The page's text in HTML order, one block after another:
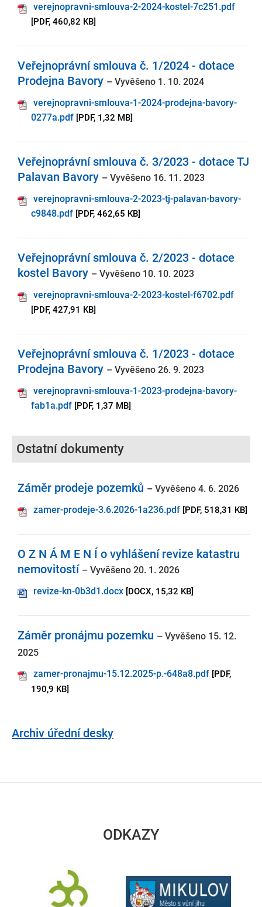
verejnopravni-smlouva-2-2024-kostel-7c251.pdf
[PDF, 460,82 KB]
Veřejnoprávní smlouva č. 1/2024 - dotace
Prodejna Bavory – Vyvěšeno 1. 10. 2024
verejnopravni-smlouva-1-2024-prodejna-bavory-
0277a.pdf [PDF, 1,32 MB]
Veřejnoprávní smlouva č. 3/2023 - dotace TJ
Palavan Bavory – Vyvěšeno 16. 11. 2023
verejnopravni-smlouva-2-2023-tj-palavan-bavory-
c9848.pdf [PDF, 462,65 KB]
Veřejnoprávní smlouva č. 2/2023 - dotace
kostel Bavory – Vyvěšeno 10. 10. 2023
verejnopravni-smlouva-2-2023-kostel-f6702.pdf
[PDF, 427,91 KB]
Veřejnoprávní smlouva č. 1/2023 - dotace
Prodejna Bavory – Vyvěšeno 26. 9. 2023
verejnopravni-smlouva-1-2023-prodejna-bavory-
fab1a.pdf [PDF, 1,37 MB]
Ostatní dokumenty
Záměr prodeje pozemků – Vyvěšeno 4. 6. 2026
zamer-prodeje-3.6.2026-1a236.pdf [PDF, 518,31 KB]
O Z N Á M E N Í o vyhlášení revize katastru
nemovitostí – Vyvěšeno 20. 1. 2026
revize-kn-0b3d1.docx [DOCX, 15,32 KB]
Záměr pronájmu pozemku – Vyvěšeno 15. 12.
2025
zamer-pronajmu-15.12.2025-p.-648a8.pdf [PDF,
190,9 KB]
Archiv úřední desky
ODKAZY